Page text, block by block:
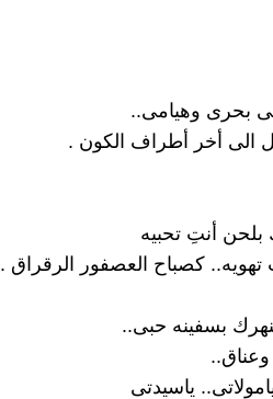
بحرى وهيامى..
الى أخر أطراف الكون .
أنتِ تحبيه
تهويه.. كصباح العصفور الرقراق .
بسفينه حبى..
ياسيدتى